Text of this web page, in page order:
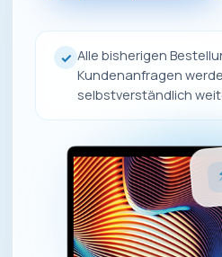
✓ Alle bisherigen
Kundenanfragen
selbstverständlich